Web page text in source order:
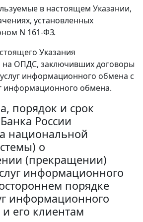
в настоящем Указании,
установленных
N 161-ФЗ.
Указания
на ОПДС, заключивших договоры
информационного обмена с
информационного обмена.
порядок и срок
России
национальной
о
(прекращении)
информационного
порядке
информационного
его клиентам